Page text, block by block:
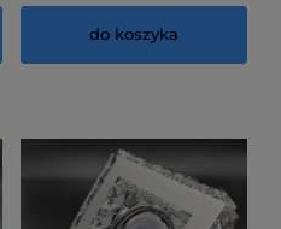
do koszyka